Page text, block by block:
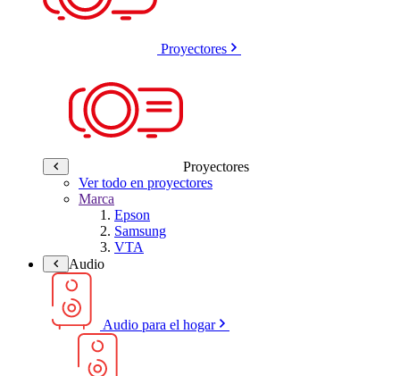
Proyectores
Proyectores
Ver todo en proyectores
Marca
Epson
Samsung
VTA
Audio
Audio para el hogar